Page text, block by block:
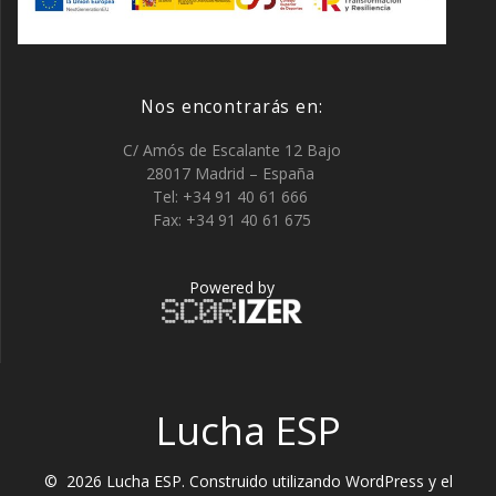
Nos encontrarás en:
C/ Amós de Escalante 12 Bajo
28017 Madrid – España
Tel: +34 91 40 61 666
Fax: +34 91 40 61 675
Powered by
Lucha ESP
© 2026 Lucha ESP. Construido utilizando WordPress y el